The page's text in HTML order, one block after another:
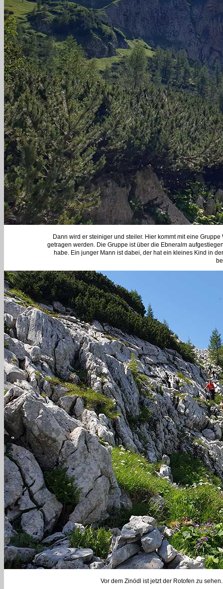
Dann wird er steiniger und steiler. Hier kommt mit eine
getragen werden. Die Gruppe ist über die Ebneralm
habe. Ein junger Mann ist dabei, der hat ein kleines Kind in
Vor dem Zinödl ist jetzt der Rotofen zu